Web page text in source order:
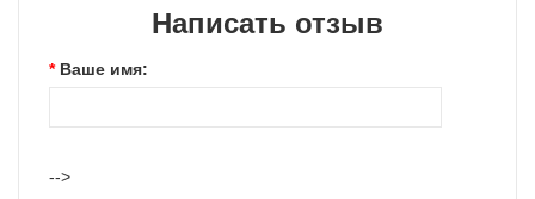
Написать отзыв
Ваше имя:
-->